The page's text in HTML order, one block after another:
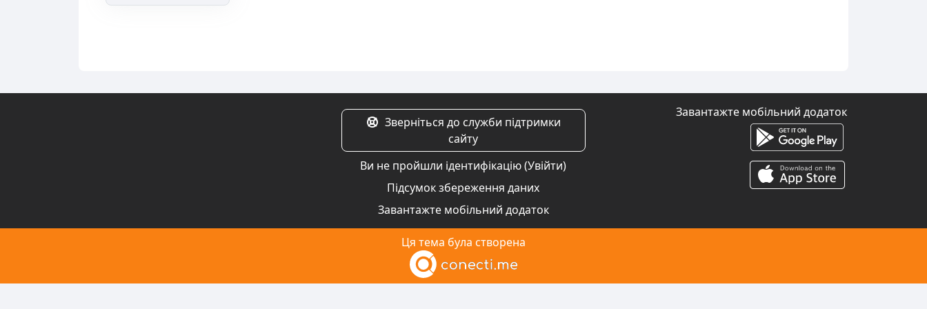
Зверніться до служби підтримки
сайту
Ви не пройшли ідентифікацію (Увійти)
Підсумок збереження даних
Завантажте мобільний додаток
Завантажте мобільний додаток
Ця тема була створена